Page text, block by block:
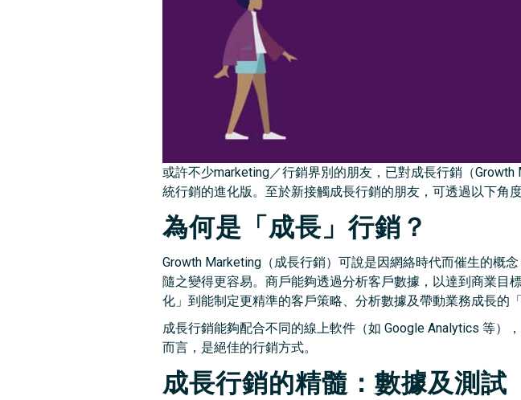
或許不少marketing／行銷界別的朋友，已對成長行銷（
統行銷的進化版。至於新接觸成長行銷的朋友，可透過以下角
為何是「成長」行銷？
Growth Marketing（成長行銷）可說是因網絡時代而催生的概
隨之變得更容易。商戶能夠透過分析客戶數據，以達到商業目
化」到能制定更精準的客戶策略、分析數據及帶動業務成長的「
成長行銷能夠配合不同的線上軟件（如 Google Analytics 等）
而言，是絕佳的行銷方式。
成長行銷的精髓：數據及測試